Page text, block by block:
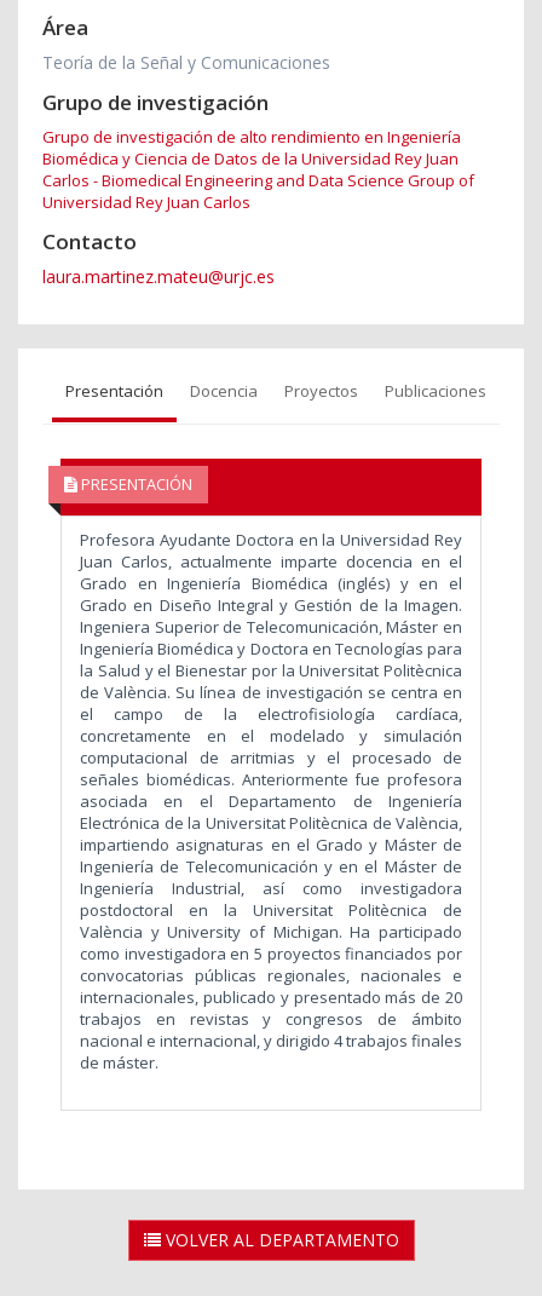
Área
Teoría de la Señal y Comunicaciones
Grupo de investigación
Grupo de investigación de alto rendimiento en Ingeniería
Biomédica y Ciencia de Datos de la Universidad Rey Juan
Carlos - Biomedical Engineering and Data Science Group of
Universidad Rey Juan Carlos
Contacto
laura.martinez.mateu@urjc.es
Presentación Docencia Proyectos Publicaciones
PRESENTACIÓN
Profesora Ayudante Doctora en la Universidad Rey
Juan Carlos, actualmente imparte docencia en el
Grado en Ingeniería Biomédica (inglés) y en el
Grado en Diseño Integral y Gestión de la Imagen.
Ingeniera Superior de Telecomunicación, Máster en
Ingeniería Biomédica y Doctora en Tecnologías para
la Salud y el Bienestar por la Universitat Politècnica
de València. Su línea de investigación se centra en
el campo de la electrofisiología cardíaca,
concretamente en el modelado y simulación
computacional de arritmias y el procesado de
señales biomédicas. Anteriormente fue profesora
asociada en el Departamento de Ingeniería
Electrónica de la Universitat Politècnica de València,
impartiendo asignaturas en el Grado y Máster de
Ingeniería de Telecomunicación y en el Máster de
Ingeniería Industrial, así como investigadora
postdoctoral en la Universitat Politècnica de
València y University of Michigan. Ha participado
como investigadora en 5 proyectos financiados por
convocatorias públicas regionales, nacionales e
internacionales, publicado y presentado más de 20
trabajos en revistas y congresos de ámbito
nacional e internacional, y dirigido 4 trabajos finales
de máster.
VOLVER AL DEPARTAMENTO